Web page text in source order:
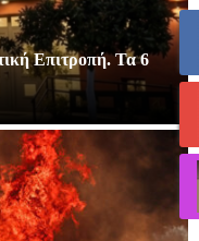
Επιτροπή. Τα 6